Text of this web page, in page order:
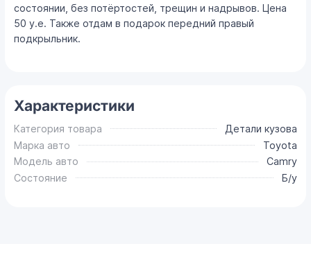
состоянии, без потёртостей, трещин и надрывов. Цена
50 у.е. Также отдам в подарок передний правый
подкрыльник.
Характеристики
Категория товара
Детали кузова
Марка авто
Toyota
Модель авто
Camry
Состояние
Б/у